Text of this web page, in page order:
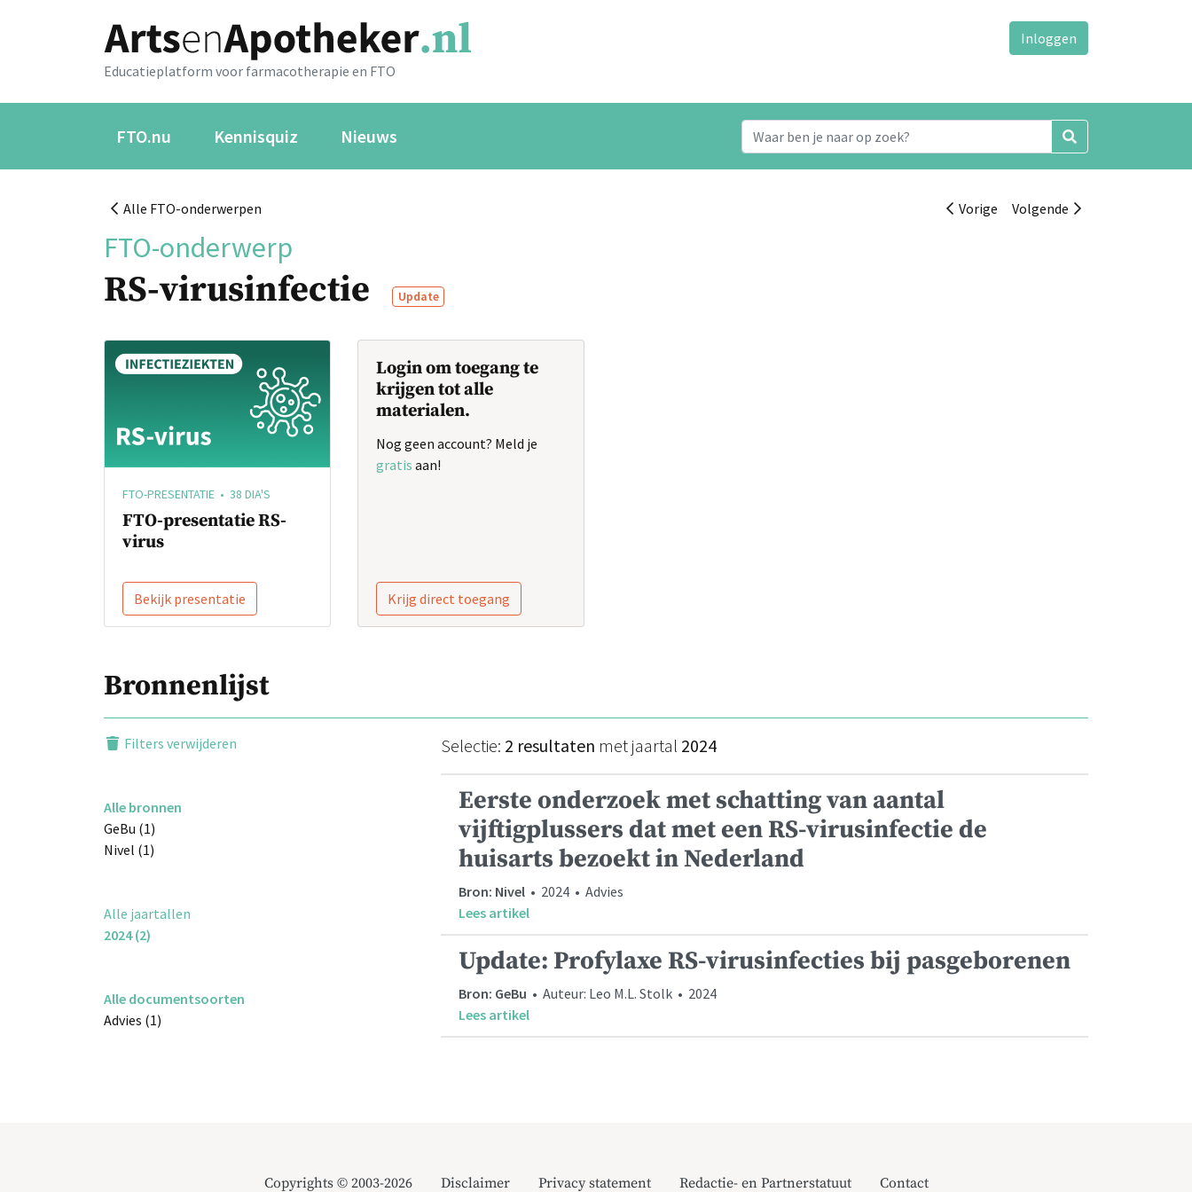
Educatieplatform voor farmacotherapie en FTO
Inloggen
FTO.nu Kennisquiz Nieuws
Alle FTO-onderwerpen Vorige Volgende
FTO-onderwerp
RS-virusinfectie Update
FTO-PRESENTATIE • 38 DIA'S
FTO-presentatie RS-
virus
Bekijk presentatie
Login om toegang te
krijgen tot alle
materialen.
Nog geen account? Meld je
gratis aan!
Krijg direct toegang
Bronnenlijst
Filters verwijderen
Alle bronnen
GeBu (1)
Nivel (1)
Alle jaartallen
2024 (2)
Alle documentsoorten
Advies (1)
Selectie: 2 resultaten met jaartal 2024
Eerste onderzoek met schatting van aantal
vijftigplussers dat met een RS-virusinfectie de
huisarts bezoekt in Nederland
Bron: Nivel • 2024 • Advies
Lees artikel
Update: Profylaxe RS-virusinfecties bij pasgeborenen
Bron: GeBu • Auteur: Leo M.L. Stolk • 2024
Lees artikel
Copyrights © 2003-2026 Disclaimer Privacy statement Redactie- en Partnerstatuut Contact